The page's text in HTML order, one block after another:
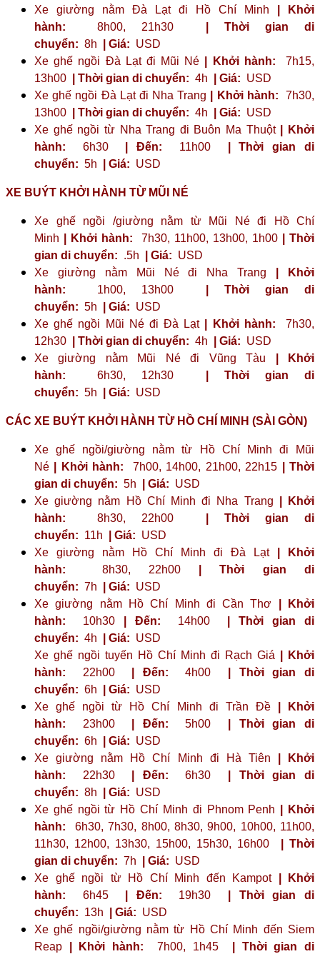
Xe giường nằm Đà Lạt đi Hồ Chí Minh
| Khởi
hành: 8h00, 21h30
| Thời gian di
chuyển: 8h | Giá: USD
Xe ghế ngồi Đà Lạt đi Mũi Né
| Khởi hành: 7h15,
13h00
| Thời gian di chuyển: 4h | Giá: USD
Xe ghế ngồi Đà Lạt đi Nha Trang
| Khởi hành: 7h30,
13h00
| Thời gian di chuyển: 4h | Giá: USD
Xe ghế ngồi từ Nha Trang đi Buôn Ma Thuột
| Khởi
hành: 6h30 | Đến: 11h00
| Thời gian di
chuyển: 5h | Giá: USD
XE BUÝT KHỞI HÀNH TỪ MŨI NÉ
Xe ghế ngồi /giường nằm từ Mũi Né đi Hồ Chí
Minh
| Khởi hành: 7h30, 11h00, 13h00, 1h00
| Thời
gian di chuyển: .5h | Giá: USD
Xe giường nằm Mũi Né đi Nha Trang
| Khởi
hành: 1h00, 13h00
| Thời gian di
chuyển: 5h | Giá: USD
Xe ghế ngồi Mũi Né đi Đà Lạt
| Khởi hành: 7h30,
12h30
| Thời gian di chuyển: 4h | Giá: USD
Xe giường nằm Mũi Né đi Vũng Tàu
| Khởi
hành: 6h30, 12h30
| Thời gian di
chuyển: 5h | Giá: USD
CÁC XE BUÝT KHỞI HÀNH TỪ HỒ CHÍ MINH (SÀI GÒN)
Xe ghế ngồi/giường nằm từ Hồ Chí Minh đi Mũi
Né
| Khởi hành: 7h00, 14h00, 21h00, 22h15
| Thời
gian di chuyển: 5h | Giá: USD
Xe giường nằm Hồ Chí Minh đi Nha Trang
| Khởi
hành: 8h30, 22h00
| Thời gian di
chuyển: 11h | Giá: USD
Xe giường nằm Hồ Chí Minh đi Đà Lạt
| Khởi
hành: 8h30, 22h00
| Thời gian di
chuyển: 7h | Giá: USD
Xe giường nằm Hồ Chí Minh đi Cần Thơ
| Khởi
hành: 10h30 | Đến: 14h00
| Thời gian di
chuyển: 4h | Giá: USD
Xe ghế ngồi tuyến Hồ Chí Minh đi Rạch Giá
| Khởi
hành: 22h00 | Đến: 4h00
| Thời gian di
chuyển: 6h | Giá: USD
Xe ghế ngồi từ Hồ Chí Minh đi Trần Đề
| Khởi
hành: 23h00 | Đến: 5h00
| Thời gian di
chuyển: 6h | Giá: USD
Xe giường nằm Hồ Chí Minh đi Hà Tiên
| Khởi
hành: 22h30 | Đến: 6h30
| Thời gian di
chuyển: 8h | Giá: USD
Xe ghế ngồi từ Hồ Chí Minh đi Phnom Penh
| Khởi
hành: 6h30, 7h30, 8h00, 8h30, 9h00, 10h00, 11h00,
11h30, 12h00, 13h30, 15h00, 15h30, 16h00
| Thời
gian di chuyển: 7h | Giá: USD
Xe ghế ngồi từ Hồ Chí Minh đến Kampot
| Khởi
hành: 6h45 | Đến: 19h30
| Thời gian di
chuyển: 13h | Giá: USD
Xe ghế ngồi/giường nằm từ Hồ Chí Minh đến Siem
Reap
| Khởi hành: 7h00, 1h45 | Thời gian di